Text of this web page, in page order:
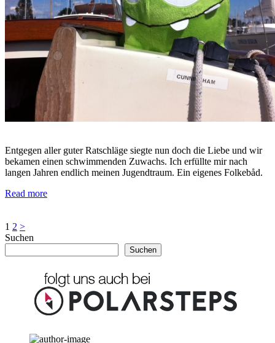
Entgegen aller guter Ratschläge siegte nun doch die Liebe und wir
bekamen einen schwimmenden Zuwachs. Ich erfüllte mir nach
langen Jahren endlich meinen Jugendtraum. Ein eigenes Folkebåd.
Read more
Seitennummerierung
der
Beiträge
1 2 >
Suchen
Suchen